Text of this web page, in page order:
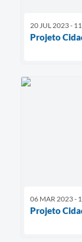
20 JUL 2023 -
Projeto
06 MAR 2023 -
Projeto